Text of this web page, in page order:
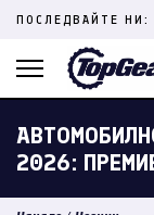
Skip
content
ПОСЛЕДВАЙТЕ НИ:
2026: